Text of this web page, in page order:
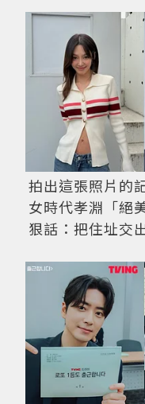
拍出這張照片的
女時代孝淵「絕
狠話：把住址交